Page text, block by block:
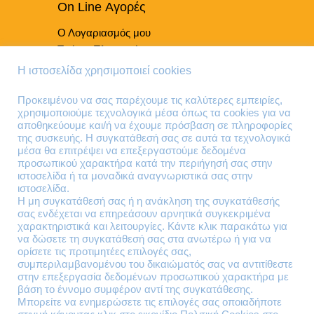
On Line Αγορές
Ο Λογαριασμός μου
Τρόποι Πληρωμής
Τρόποι Παράδοσης
Τηλέφωνα Επικοινωνίας
210 41 13 636
210 41 13 280
Διεύθυνση
Θηβών 220
Άγιος Ιωάννης
Ρέντης
Τ.Κ. 182 33
Email
Η ιστοσελίδα χρησιμοποιεί cookies
Προκειμένου να σας παρέχουμε τις καλύτερες εμπειρίες,
χρησιμοποιούμε τεχνολογικά μέσα όπως τα cookies για να
αποθηκεύουμε και/ή να έχουμε πρόσβαση σε πληροφορίες
της συσκευής. Η συγκατάθεσή σας σε αυτά τα τεχνολογικά
μέσα θα επιτρέψει να επεξεργαστούμε δεδομένα
προσωπικού χαρακτήρα κατά την περιήγησή σας στην
ιστοσελίδα ή τα μοναδικά αναγνωριστικά σας στην
ιστοσελίδα.
Η μη συγκατάθεσή σας ή η ανάκληση της συγκατάθεσής
σας ενδέχεται να επηρεάσουν αρνητικά συγκεκριμένα
χαρακτηριστικά και λειτουργίες. Κάντε κλικ παρακάτω για
να δώσετε τη συγκατάθεσή σας στα ανωτέρω ή για να
ορίσετε τις προτιμητέες επιλογές σας,
συμπεριλαμβανομένου του δικαιώματός σας να αντιτίθεστε
στην επεξεργασία δεδομένων προσωπικού χαρακτήρα με
βάση το έννομο συμφέρον αντί της συγκατάθεσης.
Μπορείτε να ενημερώσετε τις επιλογές σας οποιαδήποτε